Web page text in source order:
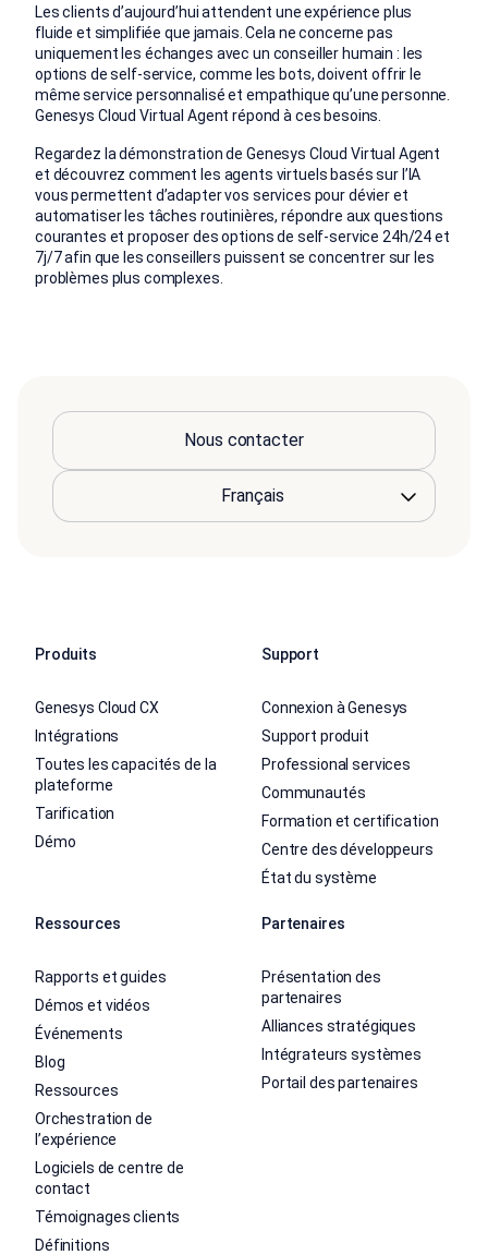
Les clients d’aujourd’hui attendent une expérience plus
fluide et simplifiée que jamais. Cela ne concerne pas
uniquement les échanges avec un conseiller humain : les
options de self-service, comme les bots, doivent offrir le
même service personnalisé et empathique qu’une personne.
Genesys Cloud Virtual Agent répond à ces besoins.
Regardez la démonstration de Genesys Cloud Virtual Agent
et découvrez comment les agents virtuels basés sur l’IA
vous permettent d’adapter vos services pour dévier et
automatiser les tâches routinières, répondre aux questions
courantes et proposer des options de self-service 24h/24 et
7j/7 afin que les conseillers puissent se concentrer sur les
problèmes plus complexes.
Nous contacter
Produits
Genesys Cloud CX
Intégrations
Toutes les capacités de la
plateforme
Tarification
Démo
Support
Connexion à Genesys
Support produit
Professional services
Communautés
Formation et certification
Centre des développeurs
État du système
Ressources
Rapports et guides
Démos et vidéos
Événements
Blog
Ressources
Orchestration de
l’expérience
Logiciels de centre de
contact
Témoignages clients
Définitions
Partenaires
Présentation des
partenaires
Alliances stratégiques
Intégrateurs systèmes
Portail des partenaires